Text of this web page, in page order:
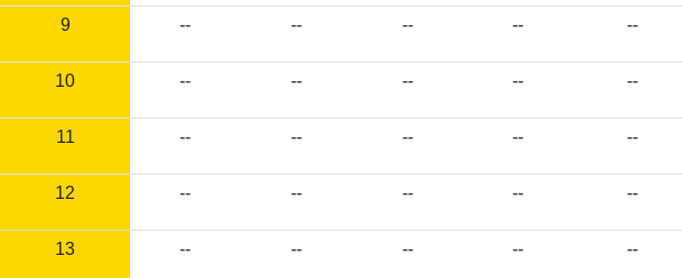
9 -- -- -- -- --
10 -- -- -- -- --
11 -- -- -- -- --
12 -- -- -- -- --
13 -- -- -- -- --